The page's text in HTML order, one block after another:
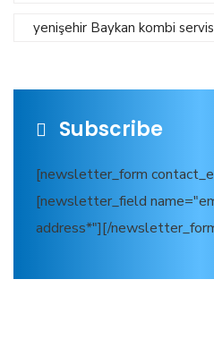
yenişehir Baykan kombi
Subscribe
[newsletter_form
[newsletter_field
address*"][/